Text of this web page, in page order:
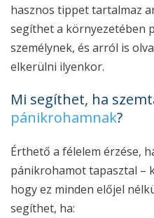
hasznos tippet tartalmaz
segíthet a környezetében
személynek, és arról is
elkerülni ilyenkor.
Mi segíthet, ha
pánikrohamnak?
Érthető a félelem érzése,
pánikrohamot tapasztal –
hogy ez minden előjel
segíthet, ha: